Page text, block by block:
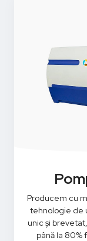
Producem cu
tehnologie de
unic și
până la 80%